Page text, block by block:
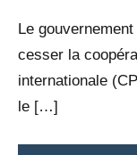
Le
cesser la
internationale
le […]